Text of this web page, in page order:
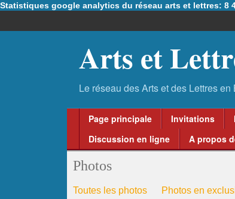
Statistiques google analytics du réseau arts et lettres: 8
Arts et
Page principale Invitations
Discussion en ligne
A propos
Photos
Toutes les photos Photos en